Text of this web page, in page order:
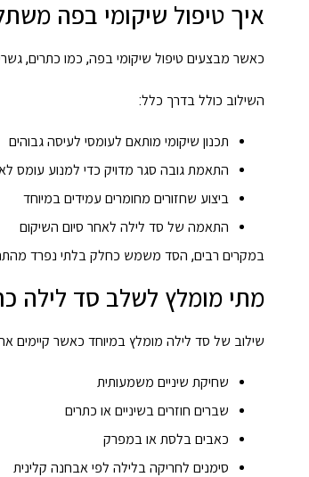
איך טיפול שיקומי בפה
כאשר מבצעים טיפול שיקומי בפה, כמו כתרים,
השילוב כולל בדרך כלל:
תכנון שיקומי מותאם לעומסי לעיסה גבוהים
התאמת גובה סגר מדויק כדי למנוע עומס
ביצוע שחזורים מחומרים עמידים במיוחד
התאמה של סד לילה לאחר סיום השיקום
במקרים רבים, הסד משמש כחלק בלתי נפרד
מתי מומלץ לשלב סד לילה
שילוב של סד לילה מומלץ במיוחד כאשר קיימים
שחיקת שיניים משמעותית
שברים חוזרים בשיניים או כתרים
כאבים בלסת או במפרק
סימנים לחריקה בלילה לפי אבחנה קלינית